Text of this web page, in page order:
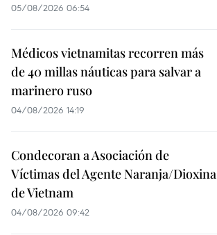
05/08/2026 06:54
Médicos vietnamitas recorren más
de 40 millas náuticas para salvar a
marinero ruso
04/08/2026 14:19
Condecoran a Asociación de
Víctimas del Agente Naranja/Dioxina
de Vietnam
04/08/2026 09:42